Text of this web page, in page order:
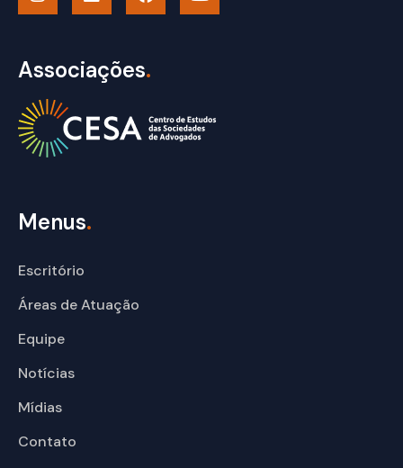
Associações.
Menus.
Escritório
Áreas de Atuação
Equipe
Notícias
Mídias
Contato